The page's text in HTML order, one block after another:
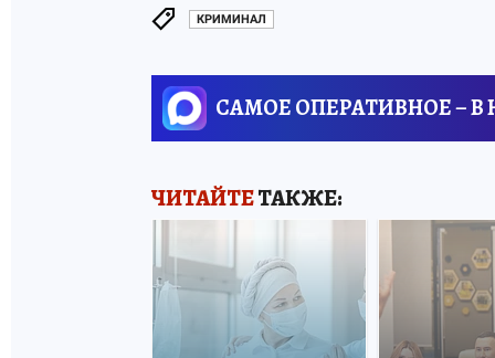
КРИМИНАЛ
САМОЕ ОПЕРАТИВНОЕ – В
ЧИТАЙТЕТАКЖЕ: